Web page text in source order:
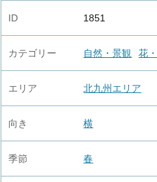
ID 1851
カテゴリー 自然・景観 花
エリア 北九州エリア
向き 横
季節 春